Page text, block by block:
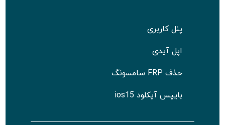
پنل کاربری
اپل آیدی
حذف FRP سامسونگ
بایپس آیکلود ios15